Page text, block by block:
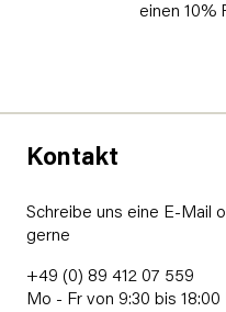
einen 10%
Kontakt
Schreibe uns eine E-Mail
gerne
+49 (0) 89 412 07 559
Mo - Fr von 9:30 bis 18:00